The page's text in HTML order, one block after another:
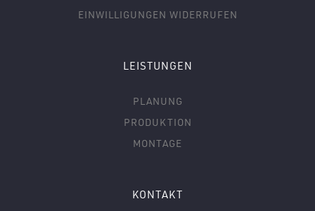
EINWILLIGUNGEN WIDERRUFEN
LEISTUNGEN
PLANUNG
PRODUKTION
MONTAGE
KONTAKT